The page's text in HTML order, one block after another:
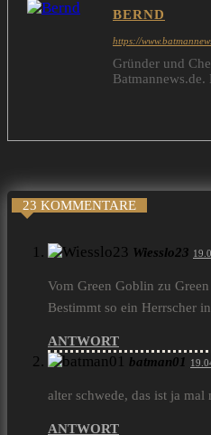
BERND
https://
Gründer und
Batmannews.de.
23 KOMMENTARE
Wiesslo23
Vom Green Goblin zu
Bestimmt so ein Herrscher
ANTWORT
batman01
alter schwede, das ist ja mal
ANTWORT